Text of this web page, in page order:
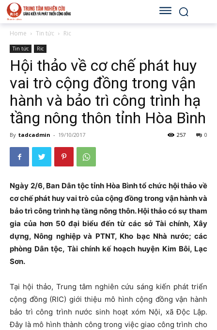
Home Tin tức Ric
Tin tức Ric
Hội thảo về cơ chế phát huy
vai trò cộng đồng trong vận
hành và bảo trì công trình hạ
tầng nông thôn tỉnh Hòa Bình
By tadcadmin - 19/10/2017 0
257
Ngày 2/6, Ban Dân tộc tỉnh Hòa Bình tổ chức hội thảo về
cơ chế phát huy vai trò của cộng đồng trong vận hành và
bảo trì công trình hạ tầng nông thôn. Hội thảo có sự tham
gia của hơn 50 đại biểu đến từ các sở Tài chính, Xây
dựng, Nông nghiệp và PTNT, Kho bạc Nhà nước; các
phòng Dân tộc, Tài chính kế hoạch huyện Kim Bôi, Lạc
Sơn.
Tại hội thảo, Trung tâm nghiên cứu sáng kiến phát triển
cộng đồng (RIC) giới thiệu mô hình cộng đồng vận hành
bảo trì công trình nước sinh hoạt xóm Nội, xã Độc Lập.
Đây là mô hình thành công trong việc giao công trình cho